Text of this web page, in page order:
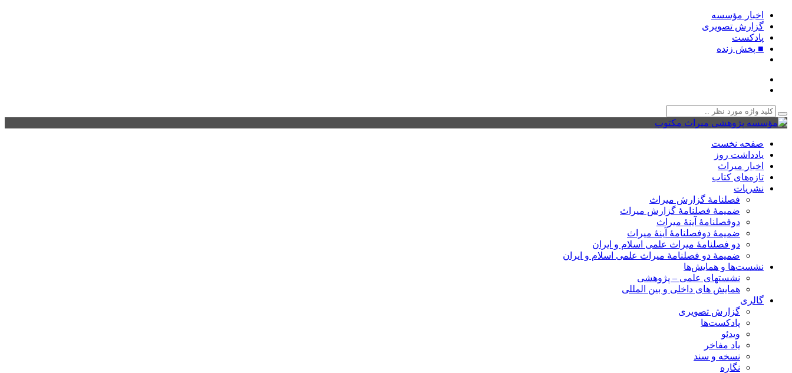
اخبار مؤسسه
گزارش تصویری
پادکست‌
■ پخش زنده
صفحه نخست
یادداشت روز
اخبار میراث
تازه‌های کتاب
نشریات
فصلنامۀ گزارش میراث
ضمیمۀ فصلنامۀ گزارش میراث
دوفصلنامۀ آینۀ میراث
ضمیمۀ دوفصلنامۀ آینۀ میراث
دو فصلنامۀ میراث علمی اسلام و ایران
ضمیمۀ دو فصلنامۀ میراث علمی اسلام و ایران
نشست‌ها و همایش‌ها
نشستهای علمی – پژوهشی
همایش های داخلی و بین المللی
گالری
گزارش تصویری
پادکست‌ها
ویدئو
یاد مفاخر
نسخه و سند
نگاره